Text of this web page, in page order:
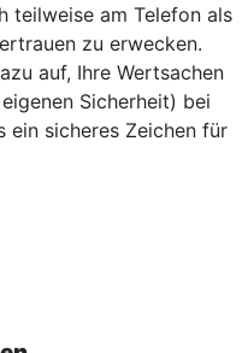
teilweise am Telefon als
zu erwecken.
auf, Ihre Wertsachen
Sicherheit) bei
ein sicheres Zeichen für